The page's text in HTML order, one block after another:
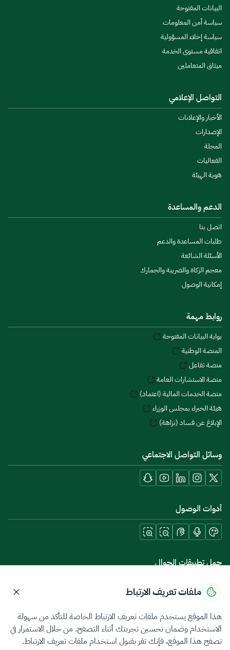
البيانات المفتوحة
سياسة أمن المعلومات
سياسة إخلاء المسؤولية
اتفاقية مستوى الخدمة
ميثاق المتعاملين
التواصل الإعلامي
الأخبار والإعلانات
الإصدارات
المجلة
الفعاليات
هوية الهيئة
الدعم والمساعدة
اتصل بنا
طلبات المساعدة والدعم
الأسئلة الشائعة
معجم الزكاة والضريبة والجمارك
إمكانية الوصول
روابط مهمة
بوابة البيانات المفتوحة
المنصة الوطنية
منصة تفاعل
منصة الاستشارات العامة
منصة الخدمات المالية (اعتماد)
هيئة الخبراء بمجلس الوزراء
الإبلاغ عن فساد (نزاهة)
وسائل التواصل الاجتماعي
أدوات الوصول
حمل تطبيقات الجوال
سياسة الخصوصيةشروط الاستخدامخريطة الموقع
ملفات تعريف الارتباط
هذا الموقع يستخدم ملفات تعريف الارتباط الخاصة للتأكد من سهولة
الاستخدام وضمان تحسين تجربتك أثناء التصفح. من خلال الاستمرار في
تصفح هذا الموقع، فإنك تقر بقبول استخدام ملفات تعريف الارتباط.